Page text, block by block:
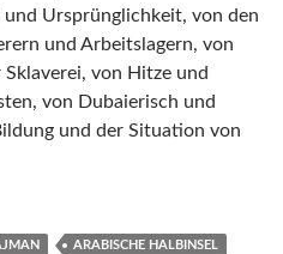
Ursprünglichkeit, von den
und Arbeitslagern, von
von Hitze und
von Dubaierisch und
und der Situation von
für Dubai und die Emirate von
ARABISCHE HALBINSEL